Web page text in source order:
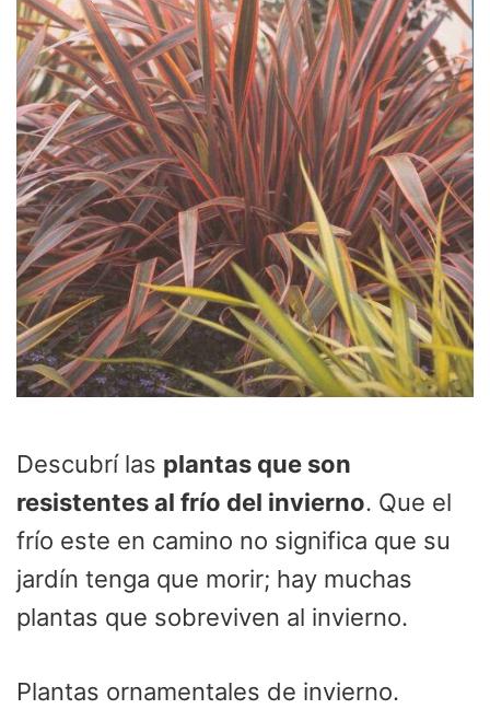
Descubrí las plantas que son
resistentes al frío del invierno. Que el
frío este en camino no significa que su
jardín tenga que morir; hay muchas
plantas que sobreviven al invierno.
Plantas ornamentales de invierno.